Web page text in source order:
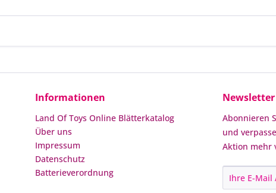
Informationen
Land Of Toys Online Blätterkatalog
Über uns
Impressum
Datenschutz
Batterieverordnung
Newsletter
Abonnieren
und
Aktion mehr